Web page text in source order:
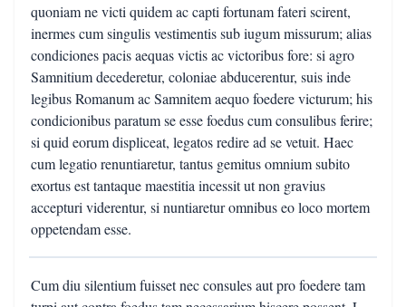
quoniam ne victi quidem ac capti fortunam fateri scirent,
inermes cum singulis vestimentis sub iugum missurum; alias
condiciones pacis aequas victis ac victoribus fore: si agro
Samnitium decederetur, coloniae abducerentur, suis inde
legibus Romanum ac Samnitem aequo foedere victurum; his
condicionibus paratum se esse foedus cum consulibus ferire;
si quid eorum displiceat, legatos redire ad se vetuit. Haec
cum legatio renuntiaretur, tantus gemitus omnium subito
exortus est tantaque maestitia incessit ut non gravius
accepturi viderentur, si nuntiaretur omnibus eo loco mortem
oppetendam esse.
Cum diu silentium fuisset nec consules aut pro foedere tam